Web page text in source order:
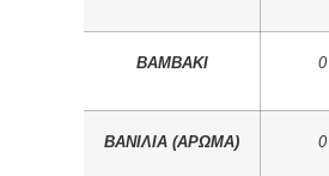
ΒΑΜΒΑΚΙ 0
ΒΑΝΙΛΙΑ (ΑΡΩΜΑ) 0